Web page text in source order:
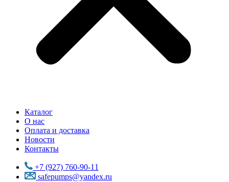
Каталог
О нас
Оплата и доставка
Новости
Контакты
+7 (927) 760-90-11
safepumps@yandex.ru